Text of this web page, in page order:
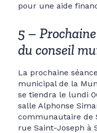
pour une aide
5 –
du conseil
La prochaine
municipal de la
se tiendra le lundi
salle Alphonse
communautaire de
rue Saint-Joseph à